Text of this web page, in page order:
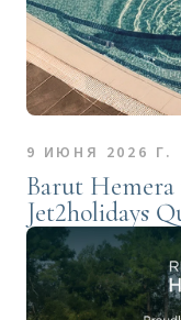
9 ИЮНЯ 2026 Г.
Barut Hemera
Jet2holidays